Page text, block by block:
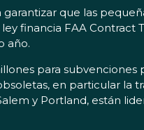
que las
financia FAA Contract
año.
para subvenciones
en particular la
y Portland, están